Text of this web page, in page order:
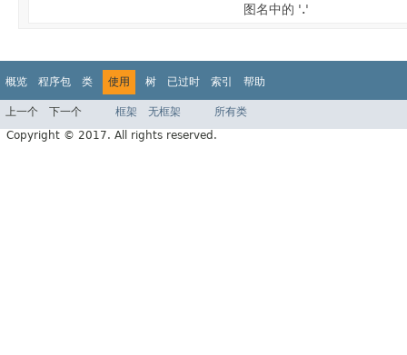
图名中的 '.'
概览 程序包 类 使用 树 已过时 索引 帮助
上一个 下一个 框架 无框架
所有类
Copyright © 2017. All rights reserved.